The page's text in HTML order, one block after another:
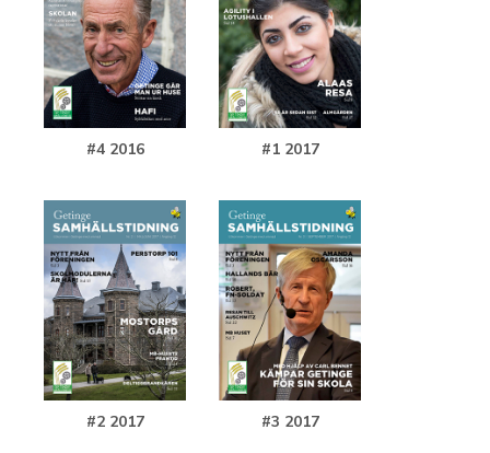
#4 2016 #1 2017
#2 2017 #3 2017